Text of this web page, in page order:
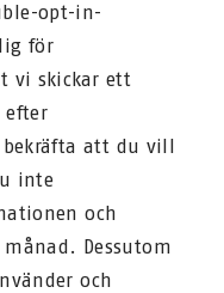
opt-in-
för
vi skickar ett
att du vill
inte
och
Dessutom
och